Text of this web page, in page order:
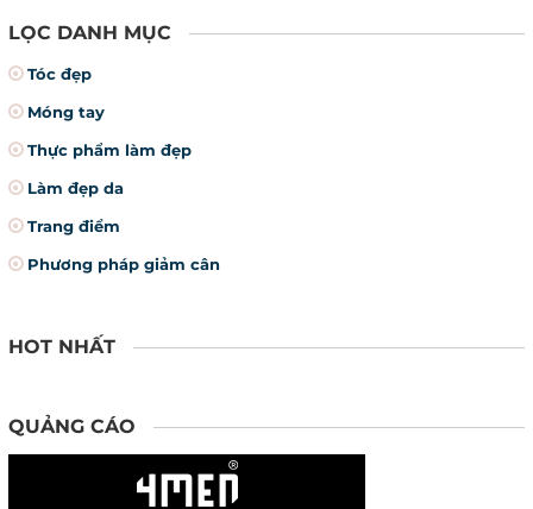
LỌC DANH MỤC
Tóc đẹp
Móng tay
Thực phẩm làm đẹp
Làm đẹp da
Trang điểm
Phương pháp giảm cân
HOT NHẤT
QUẢNG CÁO